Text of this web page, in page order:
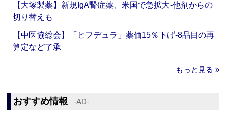
【大塚製薬】新規IgA腎症薬、米国で急拡大‐他剤からの
切り替えも
【中医協総会】「ヒフデュラ」薬価15％下げ‐8品目の再
算定など了承
もっと見る »
おすすめ情報 ‐AD‐